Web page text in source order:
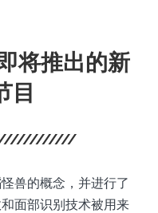
将推出的新
目
兽的概念，并进行了
面部识别技术被用来